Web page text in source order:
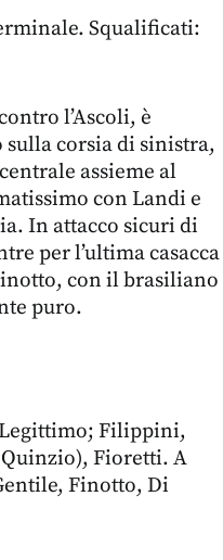
Squalificati:
l’Ascoli, è
corsia di sinistra,
assieme al
con Landi e
In attacco sicuri di
per l’ultima casacca
con il brasiliano
puro.
Legittimo; Filippini,
Fioretti. A
Finotto, Di